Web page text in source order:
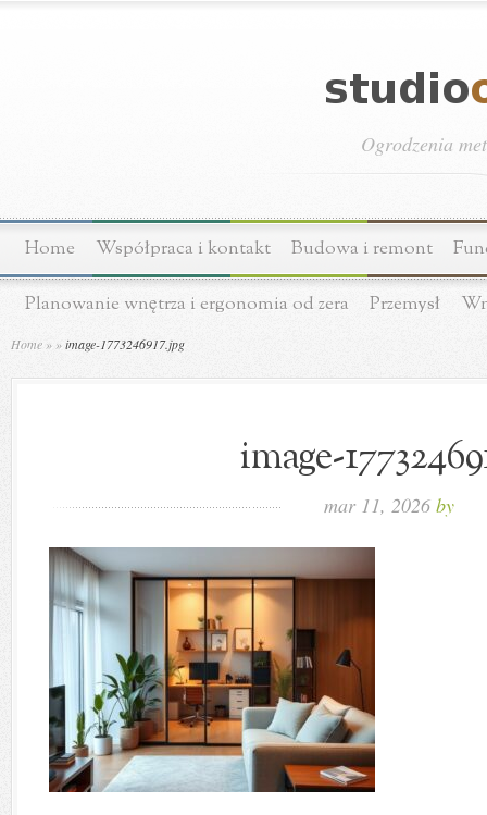
Ogrodzenia
Home Współpraca i kontakt Budowa i remont
Planowanie wnętrza i ergonomia od zera Przemysł
Home » »image-1773246917.jpg
image-
mar 11, 2026 by